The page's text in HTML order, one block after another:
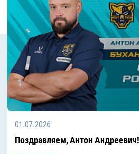
01.07.2026
Поздравляем, Антон Андреевич!